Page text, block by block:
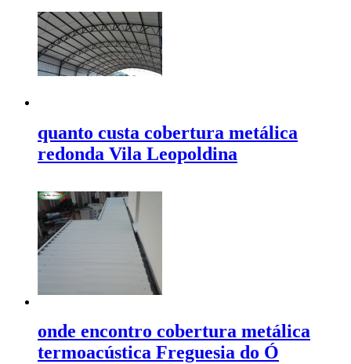
quanto custa cobertura metálica
redonda Vila Leopoldina
onde encontro cobertura metálica
termoacústica Freguesia do Ó